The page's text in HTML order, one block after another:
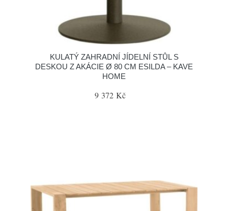
KULATÝ ZAHRADNÍ JÍDELNÍ STŮL S
DESKOU Z AKÁCIE Ø 80 CM ESILDA – KAVE
HOME
9 372 Kč